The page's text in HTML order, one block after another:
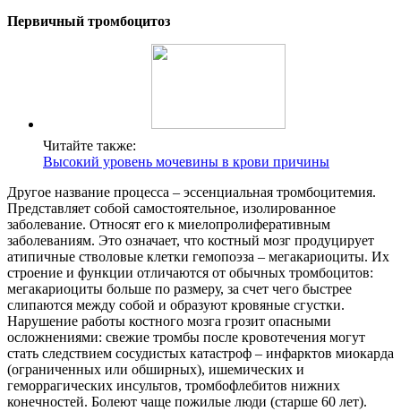
Первичный тромбоцитоз
Читайте также:
Высокий уровень мочевины в крови причины
Другое название процесса – эссенциальная тромбоцитемия.
Представляет собой самостоятельное, изолированное
заболевание. Относят его к миелопролиферативным
заболеваниям. Это означает, что костный мозг продуцирует
атипичные стволовые клетки гемопоэза – мегакариоциты. Их
строение и функции отличаются от обычных тромбоцитов:
мегакариоциты больше по размеру, за счет чего быстрее
слипаются между собой и образуют кровяные сгустки.
Нарушение работы костного мозга грозит опасными
осложнениями: свежие тромбы после кровотечения могут
стать следствием сосудистых катастроф – инфарктов миокарда
(ограниченных или обширных), ишемических и
геморрагических инсультов, тромбофлебитов нижних
конечностей. Болеют чаще пожилые люди (старше 60 лет).